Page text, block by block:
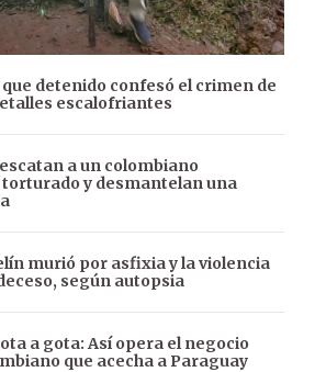
detenido confesó el crimen de
escalofriantes
a un colombiano
torturado y desmantelan una
murió por asfixia y la violencia
según autopsia
a gota: Así opera el negocio
que acecha a Paraguay